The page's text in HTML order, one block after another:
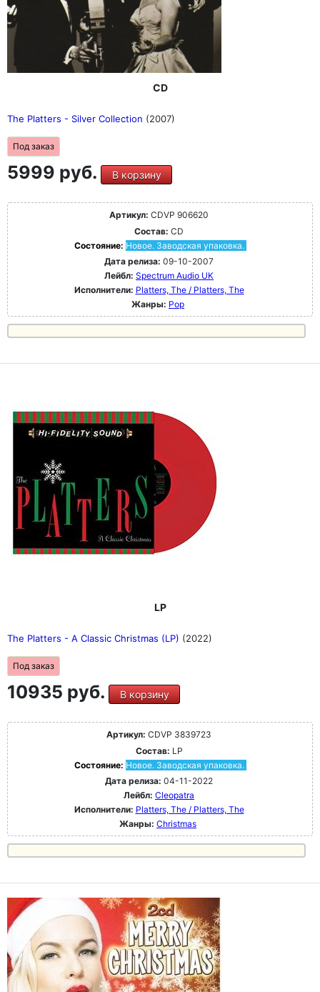
CD
The Platters - Silver Collection (2007)
Под заказ
5999 руб. В корзину
Артикул: CDVP 906620
Состав: CD
Состояние: Новое. Заводская упаковка.
Дата релиза: 09-10-2007
Лейбл: Spectrum Audio UK
Исполнители: Platters, The / Platters, The
Жанры: Pop
LP
The Platters - A Classic Christmas (LP) (2022)
Под заказ
10935 руб. В корзину
Артикул: CDVP 3839723
Состав: LP
Состояние: Новое. Заводская упаковка.
Дата релиза: 04-11-2022
Лейбл: Cleopatra
Исполнители: Platters, The / Platters, The
Жанры: Christmas